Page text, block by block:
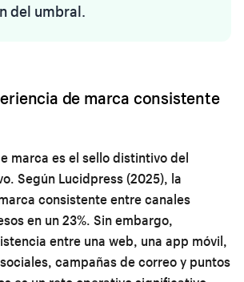
del umbral.
de marca consistente
marca es el sello distintivo del
Según Lucidpress (2025), la
consistente entre canales
en un 23%. Sin embargo,
entre una web, una app móvil,
campañas de correo y puntos